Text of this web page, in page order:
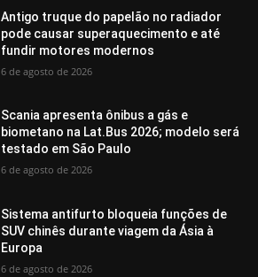
Antigo truque do papelão no radiador
pode causar superaquecimento e até
fundir motores modernos
6 de agosto de 2026
Scania apresenta ônibus a gás e
biometano na Lat.Bus 2026; modelo será
testado em São Paulo
6 de agosto de 2026
Sistema antifurto bloqueia funções de
SUV chinês durante viagem da Ásia à
Europa
6 de agosto de 2026